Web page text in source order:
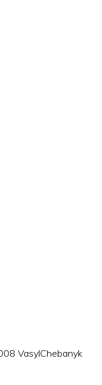
VasylChebanyk